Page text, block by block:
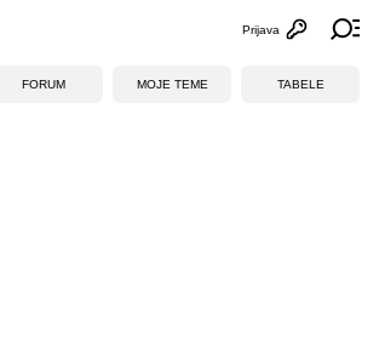
Otvori
Prijava
FORUM MOJE TEME TABELE